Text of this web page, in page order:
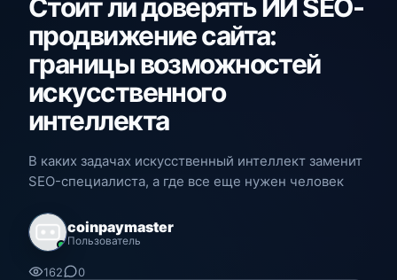
Стоит ли доверять ИИ SEO-
продвижение сайта:
границы возможностей
искусственного
интеллекта
В каких задачах искусственный интеллект заменит
SEO-специалиста, а где все еще нужен человек
coinpaymaster
Пользователь
162
0